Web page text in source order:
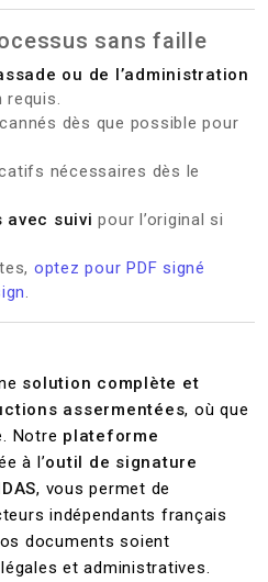
sans faille
ou de l’administration
dès que possible pour
nécessaires dès le
avec suivi pour l’original si
optez pour PDF signé
solution complète et
assermentées, où que
Notre plateforme
à l’outil de signature
, vous permet de
indépendants français
documents soient
et administratives.